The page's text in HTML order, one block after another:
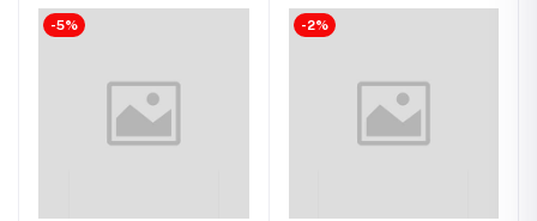
-5% -2%